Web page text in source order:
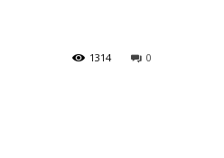
0
1314